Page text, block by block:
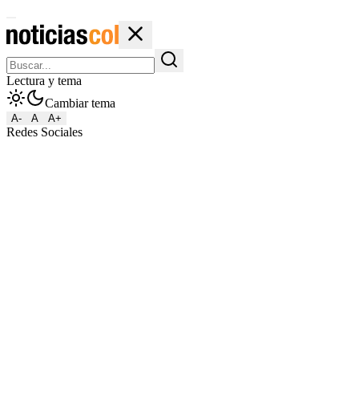
Lectura y tema
Cambiar tema
A- A A+
Redes Sociales